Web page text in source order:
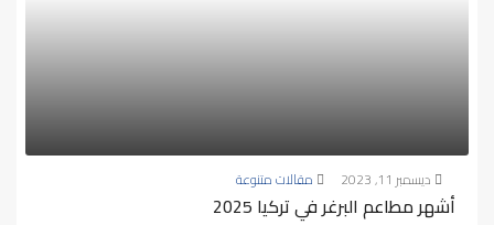
ديسمبر 11, 2023 مقالات متنوعة
أشهر مطاعم البرغر في تركيا 2025